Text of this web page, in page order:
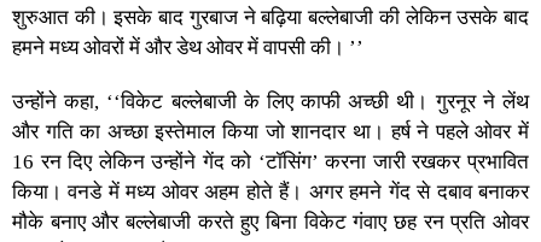
शुरुआत की। इसके बाद गुरबाज ने बढ़िया बल्लेबाजी की लेकिन उसके बाद
हमने मध्य ओवरों में और डेथ ओवर में वापसी की। ’’
उन्होंने कहा, ‘‘विकेट बल्लेबाजी के लिए काफी अच्छी थी। गुरनूर ने लेंथ
और गति का अच्छा इस्तेमाल किया जो शानदार था। हर्ष ने पहले ओवर में
16 रन दिए लेकिन उन्होंने गेंद को ‘टॉसिंग’ करना जारी रखकर प्रभावित
किया। वनडे में मध्य ओवर अहम होते हैं। अगर हमने गेंद से दबाव बनाकर
मौके बनाए और बल्लेबाजी करते हुए बिना विकेट गंवाए छह रन प्रति ओवर